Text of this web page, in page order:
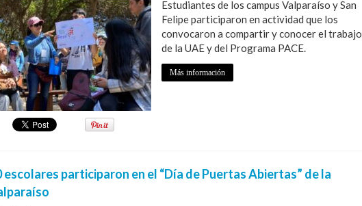
Estudiantes de los campus Valparaíso y San
Felipe participaron en actividad que los
convocaron a compartir y conocer el trabajo
de la UAE y del Programa PACE.
Más información
escolares participaron en el “Día de Puertas Abiertas” de la